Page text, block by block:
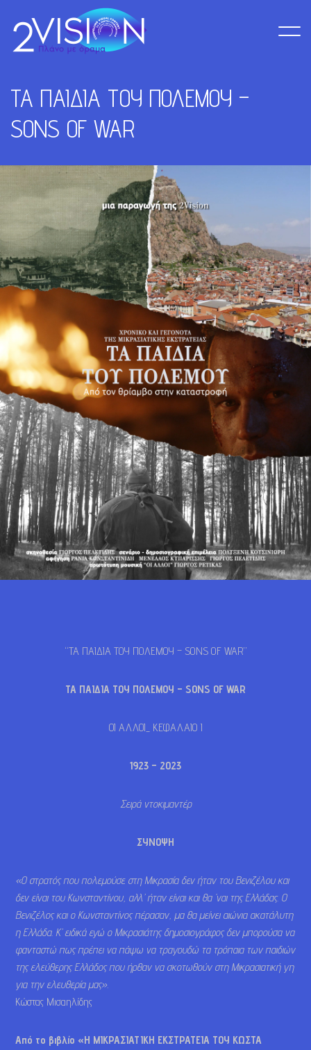
ΤΑ ΠΑΙΔΙΑ ΤΟΥ ΠΟΛΕΜΟΥ –
SONS OF WAR
“ΤΑ ΠΑΙΔΙΑ ΤΟΥ ΠΟΛΕΜΟΥ – SONS OF WAR”
ΤΑ ΠΑΙΔΙΑ ΤΟΥ ΠΟΛΕΜΟΥ – SONS OF WAR
ΟΙ ΑΛΛΟΙ_ ΚΕΦΑΛΑΙΟ Ι
1923 – 2023
Σειρά ντοκιμαντέρ
ΣΥΝΟΨΗ
«Ο στρατός που πολεμούσε στη Μικρασία δεν ήταν του Βενιζέλου και
δεν είναι του Κωνσταντίνου, αλλ’ ήταν είναι και θα ‘ναι της Ελλάδας. Ο
Βενιζέλος και ο Κωνσταντίνος πέρασαν, μα θα μείνει αιώνια ακατάλυτη
η Ελλάδα. Κ’ ειδικά εγώ ο Μικρασιάτης δημοσιογράφος δεν μπορούσα να
φανταστώ πως πρέπει να πάψω να τραγουδώ τα τρόπαια των παιδιών
της ελεύθερης Ελλάδος που ήρθαν να σκοτωθούν στη Μικρασιατική γη
για την ελευθερία μας».
Κώστας Μισαηλίδης
Από το βιβλίο «Η ΜΙΚΡΑΣΙΑΤΙΚΗ ΕΚΣΤΡΑΤΕΙΑ ΤΟΥ ΚΩΣΤΑ